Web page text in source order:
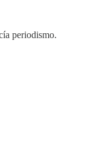
periodismo.